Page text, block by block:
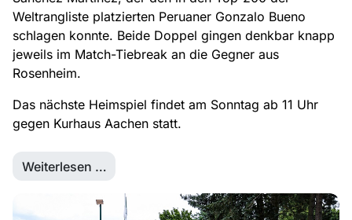
Weltrangliste platzierten Peruaner Gonzalo Bueno
schlagen konnte. Beide Doppel gingen denkbar knapp
jeweils im Match-Tiebreak an die Gegner aus
Rosenheim.
Das nächste Heimspiel findet am Sonntag ab 11 Uhr
gegen Kurhaus Aachen statt.
Weiterlesen …